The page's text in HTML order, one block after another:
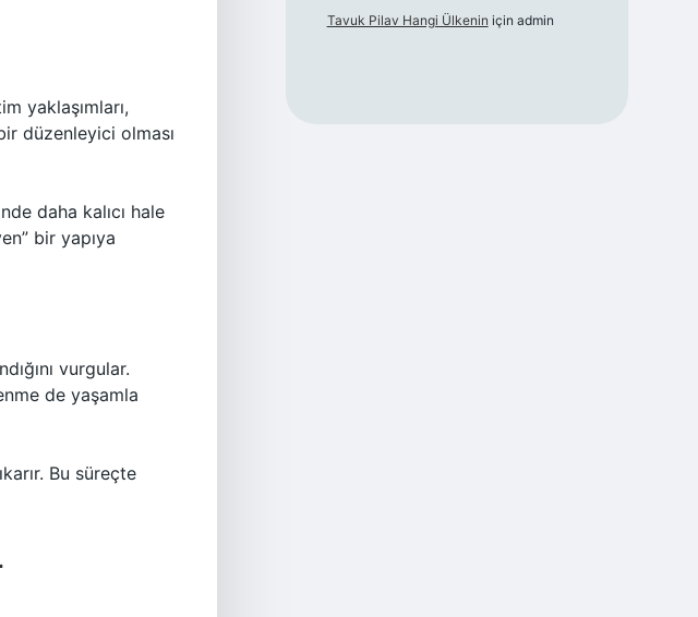
yaklaşımları,
düzenleyici olması
daha kalıcı hale
bir yapıya
vurgular.
de yaşamla
Bu süreçte
Tavuk Pilav Hangi Ülkenin için admin